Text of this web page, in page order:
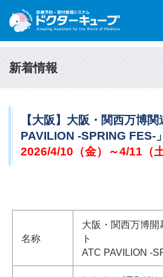
新着情報
【大阪】大阪・関西万博
PAVILION -SPRING FES-
2026/4/10（金）～4/11（土
名称
大阪・関西万博開
ト
ATC PAVILION -